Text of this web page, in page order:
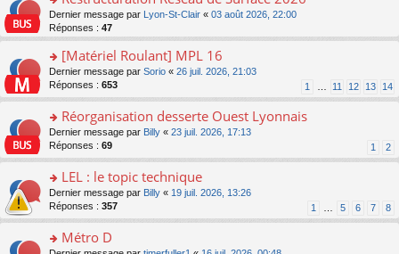
nt
s
ré
c
nt
lu
le
pl
u
s
ré
nt
s
a
g
e
n
o
le
pl
u
s
ré
c
e
er
le
m
s
s
a
g
e
n
o
le
pl
u
s
ré
c
o
n
s
ult
er
le
s
s
a
g
e
n
o
le
Dernier message par Lyon-St-Clair « 03 août 2026, 22:00
Réponses : 47
o
n
s
ult
er
le
m
e
s
s
a
g
n
[Matériel Roulant] MPL 16
Dernier message par Sorio « 26 juil. 2026, 21:03
Réponses : 653 1 11 12 13 14
o
n
s
ult
er
le
m
e
s
Réorganisation desserte Ouest Lyonnais
Dernier message par Billy « 23 juil. 2026, 17:13
Réponses : 69 1 2
o
n
s
ult
er
LEL : le topic technique
Dernier message par Billy « 19 juil. 2026, 13:26
Réponses : 357 1 5 6 7 8
Métro D